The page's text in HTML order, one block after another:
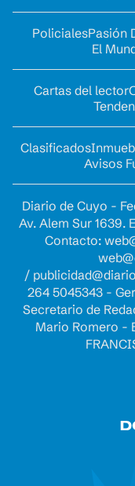
PolicialesPasión
El
Cartas del lector
Clasificados
Avisos
Diario de Cuyo -
Av. Alem Sur 1639.
Contacto:
/
264 5045343 -
Secretario de
Mario Romero -